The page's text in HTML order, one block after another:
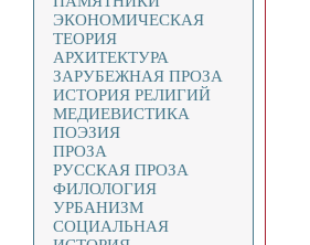
ЭКОНОМИЧЕСКАЯ
ТЕОРИЯ
АРХИТЕКТУРА
ЗАРУБЕЖНАЯ ПРОЗА
ИСТОРИЯ РЕЛИГИЙ
МЕДИЕВИСТИКА
ПОЭЗИЯ
ПРОЗА
РУССКАЯ ПРОЗА
ФИЛОЛОГИЯ
УРБАНИЗМ
СОЦИАЛЬНАЯ